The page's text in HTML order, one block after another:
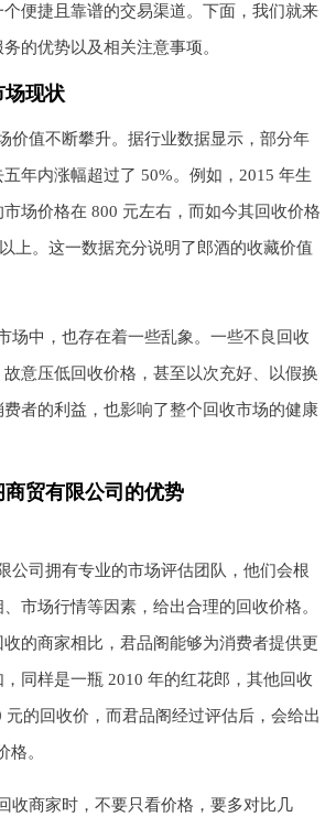
便捷且靠谱的交易渠道。下面，我们就来
的优势以及相关注意事项。
场现状
价值不断攀升。据行业数据显示，部分年
年内涨幅超过了 50%。例如，2015 年生
场价格在 800 元左右，而如今其回收价格
上。这一数据充分说明了郎酒的收藏价值
场中，也存在着一些乱象。一些不良回收
意压低回收价格，甚至以次充好、以假换
者的利益，也影响了整个回收市场的健康
贸有限公司的优势
公司拥有专业的市场评估团队，他们会根
市场行情等因素，给出合理的回收价格。
的商家相比，君品阁能够为消费者提供更
同样是一瓶 2010 年的红花郎，其他回收
元的回收价，而君品阁经过评估后，会给出
格。
收商家时，不要只看价格，要多对比几